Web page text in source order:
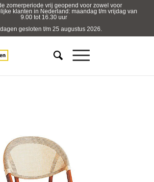
zomerperiode vrij geopend voor zowel voor
klanten in Nederland: maandag t/m vrijdag van
9.00 tot 16.30 uur
gesloten t/m 25 augustus 2026.